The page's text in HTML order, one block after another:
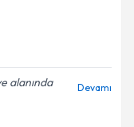
alanında
Devamı